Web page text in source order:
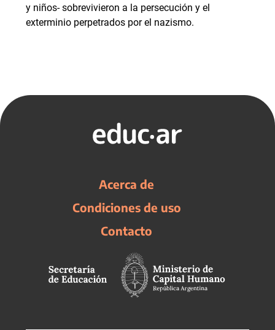
y niños- sobrevivieron a la persecución y el
exterminio perpetrados por el nazismo.
Acerca de
Condiciones de uso
Contacto